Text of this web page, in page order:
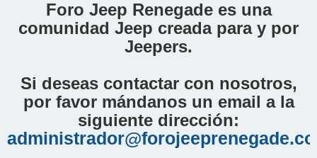
Foro Jeep Renegade es una
comunidad Jeep creada para y por
Jeepers.
Si deseas contactar con nosotros,
por favor mándanos un email a la
siguiente dirección: